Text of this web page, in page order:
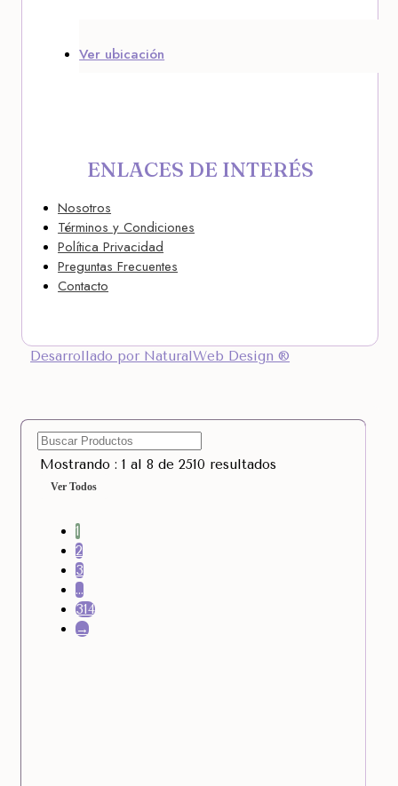
Ver ubicación
ENLACES DE INTERÉS
Nosotros
Términos y Condiciones
Política Privacidad
Preguntas Frecuentes
Contacto
Desarrollado por NaturalWeb Design ®
Mostrando : 1 al 8 de 2510 resultados
Ver Todos
1
2
3
…
314
→